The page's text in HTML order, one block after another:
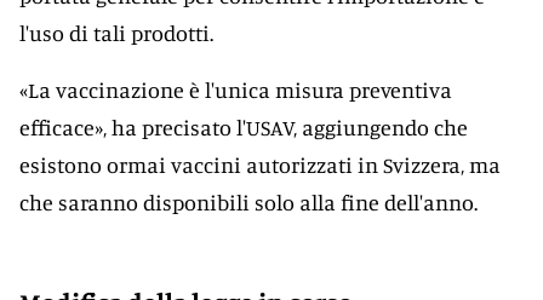
l'uso di tali prodotti.
«La vaccinazione è l'unica misura preventiva
efficace», ha precisato l'USAV, aggiungendo che
esistono ormai vaccini autorizzati in Svizzera, ma
che saranno disponibili solo alla fine dell'anno.